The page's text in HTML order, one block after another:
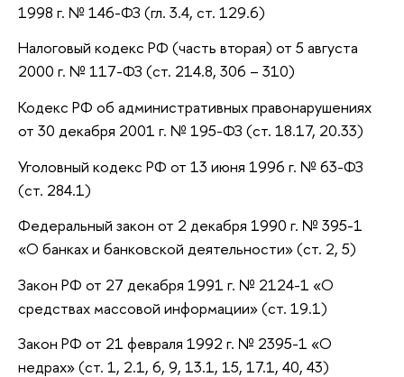
1998 г. № 146-ФЗ (гл. 3.4, ст. 129.6)
Налоговый кодекс РФ (часть вторая) от 5 августа
2000 г. № 117-ФЗ (ст. 214.8, 306 – 310)
Кодекс РФ об административных правонарушениях
от 30 декабря 2001 г. № 195-ФЗ (ст. 18.17, 20.33)
Уголовный кодекс РФ от 13 июня 1996 г. № 63-ФЗ
(ст. 284.1)
Федеральный закон от 2 декабря 1990 г. № 395-1
«О банках и банковской деятельности» (ст. 2, 5)
Закон РФ от 27 декабря 1991 г. № 2124-1 «О
средствах массовой информации» (ст. 19.1)
Закон РФ от 21 февраля 1992 г. № 2395-1 «О
недрах» (ст. 1, 2.1, 6, 9, 13.1, 15, 17.1, 40, 43)